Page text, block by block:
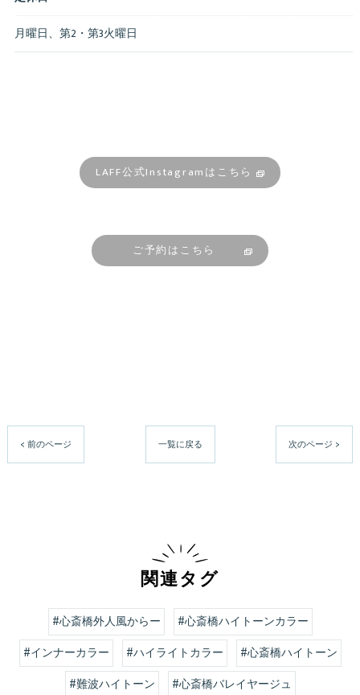
月曜日、第2・第3火曜日
LAFF公式Instagramはこちら
ご予約はこちら
< 前のページ 一覧に戻る 次のページ >
関連タグ
#心斎橋外人風からー
#心斎橋ハイトーンカラー
#インナーカラー
#ハイライトカラー
#心斎橋ハイトーン
#難波ハイトーン
#心斎橋バレイヤージュ